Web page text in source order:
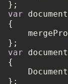
var
{
var
{